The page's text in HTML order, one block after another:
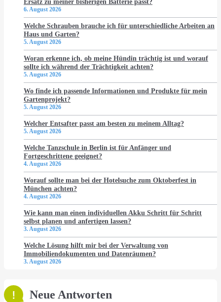
6. August 2026
Welche Schrauben brauche ich für unterschiedliche Arbeiten an
Haus und Garten?
5. August 2026
Woran erkenne ich, ob meine Hündin trächtig ist und worauf
sollte ich während der Trächtigkeit achten?
5. August 2026
Wo finde ich passende Informationen und Produkte für mein
Gartenprojekt?
5. August 2026
Welcher Entsafter passt am besten zu meinem Alltag?
5. August 2026
Welche Tanzschule in Berlin ist für Anfänger und
Fortgeschrittene geeignet?
4. August 2026
Worauf sollte man bei der Hotelsuche zum Oktoberfest in
München achten?
4. August 2026
Wie kann man einen individuellen Akku Schritt für Schritt
selbst planen und anfertigen lassen?
3. August 2026
Welche Lösung hilft mir bei der Verwaltung von
Immobiliendokumenten und Datenräumen?
3. August 2026
Neue Antworten